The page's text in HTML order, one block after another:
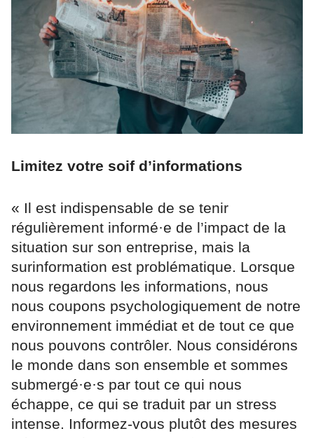
Limitez votre soif d’informations
« Il est indispensable de se tenir
régulièrement informé·e de l’impact de la
situation sur son entreprise, mais la
surinformation est problématique. Lorsque
nous regardons les informations, nous
nous coupons psychologiquement de notre
environnement immédiat et de tout ce que
nous pouvons contrôler. Nous considérons
le monde dans son ensemble et sommes
submergé·e·s par tout ce qui nous
échappe, ce qui se traduit par un stress
intense. Informez-vous plutôt des mesures